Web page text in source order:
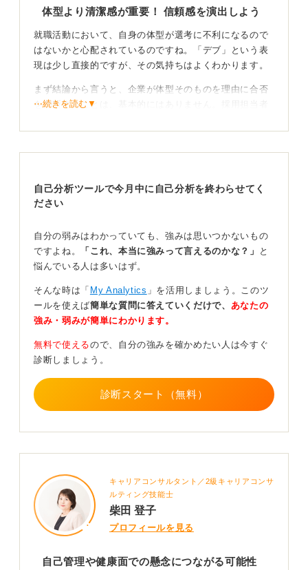
体型より清潔感が重要！ 信頼感を演出しよう
就職活動において、自身の体型が選考に不利になるので
はないかと心配されているのですね。「デブ」という表
現は少し直接的ですが、その気持ちはよくわかります。
まず結論から言うと、企業が体型そのものを理由に合否
を判断することは、基本的にはありません。採用担当者
り組む姿勢、そして「この人と一緒に働きたいか」とい
スーツのフィット感や姿勢などが見られている！ 好
ただし、体型とは別に「清潔感」や「身だしなみ」は非
常に重要な評価ポイントになります。
たとえば、自身の体に合っていないスーツを着ている
と、だらしなく見えてしまうことがあるのです。また、
背中が丸まっていると、自信がないような印象を与えて
しまうかもしれません。
そのため、体重や体型そのものを過度に気にする必要は
ありませんが、自身の体にフィットした清潔感のあるス
ーツを選び、面接時には背筋を伸ばしてハキハキと話す
といった、基本的な身だしなみや姿勢を意識することが
すよ。
2
⋯続きを読む▼
自己分析ツールで今月中に自己分析を終わらせてく
ださい
自分の弱みはわかっていても、強みは思いつかないもの
ですよね。
「これ、本当に強みって言えるのかな？」
と
悩んでいる人は多いはず。
そんな時は「 My Analytics 」を活用しましょう。このツ
ールを使えば簡単な質問に答えていくだけで、 あなたの
強み・弱みが簡単にわかります。
無料で使えるので、自分の強みを確かめたい人は今すぐ
診断しましょう。
診断スタート（無料）
キャリアコンサルタント／2級キャリアコンサ
ルティング技能士
柴田 登子
プロフィールを見る
自己管理や健康面での懸念につながる可能性